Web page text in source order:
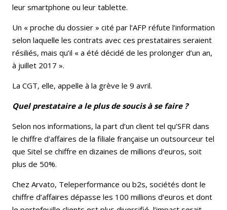
leur smartphone ou leur tablette.
Un « proche du dossier » cité par l’AFP réfute l’information
selon laquelle les contrats avec ces prestataires seraient
résiliés, mais qu’il « a été décidé de les prolonger d’un an,
à juillet 2017 ».
La CGT, elle, appelle à la grève le 9 avril.
Quel prestataire a le plus de soucis à se faire ?
Selon nos informations, la part d’un client tel qu’SFR dans
le chiffre d’affaires de la filiale française un outsourceur tel
que Sitel se chiffre en dizaines de millions d’euros, soit
plus de 50%.
Chez Arvato, Teleperformance ou b2s, sociétés dont le
chiffre d’affaires dépasse les 100 millions d’euros et dont